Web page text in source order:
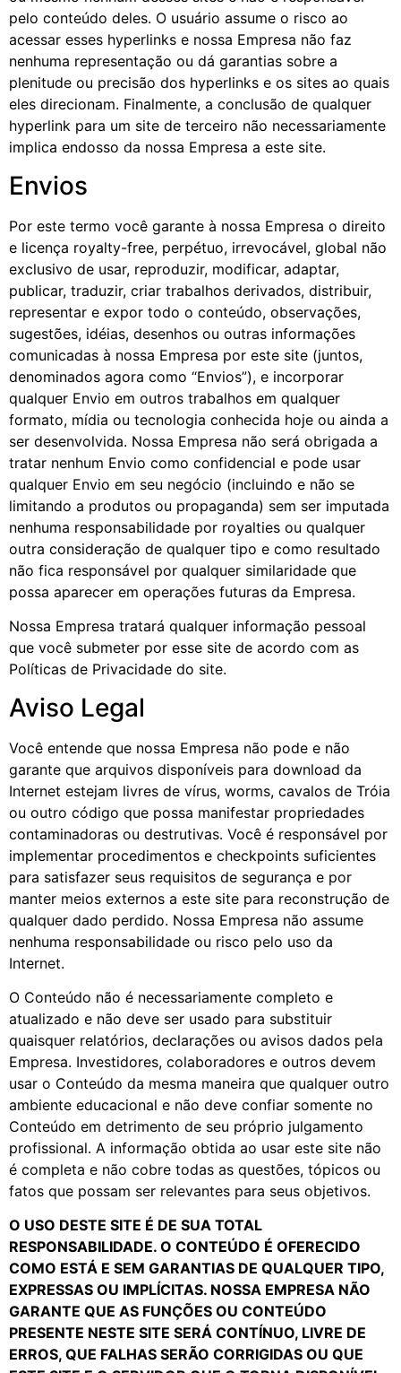
pelo conteúdo deles. O usuário assume o risco ao
acessar esses hyperlinks e nossa Empresa não faz
nenhuma representação ou dá garantias sobre a
plenitude ou precisão dos hyperlinks e os sites ao quais
eles direcionam. Finalmente, a conclusão de qualquer
hyperlink para um site de terceiro não necessariamente
implica endosso da nossa Empresa a este site.
Envios
Por este termo você garante à nossa Empresa o direito
e licença royalty-free, perpétuo, irrevocável, global não
exclusivo de usar, reproduzir, modificar, adaptar,
publicar, traduzir, criar trabalhos derivados, distribuir,
representar e expor todo o conteúdo, observações,
sugestões, idéias, desenhos ou outras informações
comunicadas à nossa Empresa por este site (juntos,
denominados agora como “Envios”), e incorporar
qualquer Envio em outros trabalhos em qualquer
formato, mídia ou tecnologia conhecida hoje ou ainda a
ser desenvolvida. Nossa Empresa não será obrigada a
tratar nenhum Envio como confidencial e pode usar
qualquer Envio em seu negócio (incluindo e não se
limitando a produtos ou propaganda) sem ser imputada
nenhuma responsabilidade por royalties ou qualquer
outra consideração de qualquer tipo e como resultado
não fica responsável por qualquer similaridade que
possa aparecer em operações futuras da Empresa.
Nossa Empresa tratará qualquer informação pessoal
que você submeter por esse site de acordo com as
Políticas de Privacidade do site.
Aviso Legal
Você entende que nossa Empresa não pode e não
garante que arquivos disponíveis para download da
Internet estejam livres de vírus, worms, cavalos de Tróia
ou outro código que possa manifestar propriedades
contaminadoras ou destrutivas. Você é responsável por
implementar procedimentos e checkpoints suficientes
para satisfazer seus requisitos de segurança e por
manter meios externos a este site para reconstrução de
qualquer dado perdido. Nossa Empresa não assume
nenhuma responsabilidade ou risco pelo uso da
Internet.
O Conteúdo não é necessariamente completo e
atualizado e não deve ser usado para substituir
quaisquer relatórios, declarações ou avisos dados pela
Empresa. Investidores, colaboradores e outros devem
usar o Conteúdo da mesma maneira que qualquer outro
ambiente educacional e não deve confiar somente no
Conteúdo em detrimento de seu próprio julgamento
profissional. A informação obtida ao usar este site não
é completa e não cobre todas as questões, tópicos ou
fatos que possam ser relevantes para seus objetivos.
O USO DESTE SITE É DE SUA TOTAL
RESPONSABILIDADE. O CONTEÚDO É OFERECIDO
COMO ESTÁ E SEM GARANTIAS DE QUALQUER TIPO,
EXPRESSAS OU IMPLÍCITAS. NOSSA EMPRESA NÃO
GARANTE QUE AS FUNÇÕES OU CONTEÚDO
PRESENTE NESTE SITE SERÁ CONTÍNUO, LIVRE DE
ERROS, QUE FALHAS SERÃO CORRIGIDAS OU QUE